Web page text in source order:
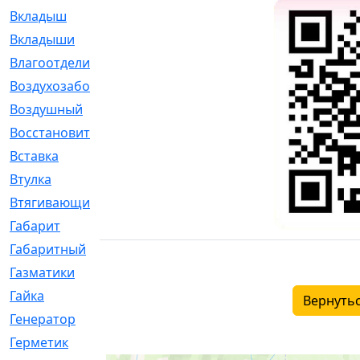
Вкладыш
Вкладыши
Влагоотделитель
Воздухозаборник
Воздушный
Восстановительный
Вставка
Втулка
Втягивающий
Габарит
Габаритный
Газматики
Гайка
Генератор
Герметик